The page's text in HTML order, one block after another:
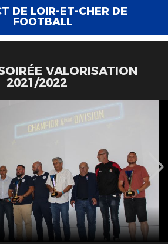
DE LOIR-ET-CHER DE
FOOTBALL
VALORISATION
2021/2022